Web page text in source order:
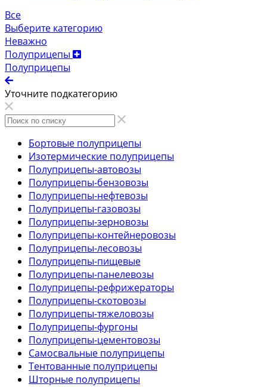
Все
Выберите категорию
Неважно
Полуприцепы
Полуприцепы
Уточните подкатегорию
Бортовые полуприцепы
Изотермические полуприцепы
Полуприцепы-автовозы
Полуприцепы-бензовозы
Полуприцепы-нефтевозы
Полуприцепы-газовозы
Полуприцепы-зерновозы
Полуприцепы-контейнеровозы
Полуприцепы-лесовозы
Полуприцепы-пищевые
Полуприцепы-панелевозы
Полуприцепы-рефрижераторы
Полуприцепы-скотовозы
Полуприцепы-тяжеловозы
Полуприцепы-фургоны
Полуприцепы-цементовозы
Самосвальные полуприцепы
Тентованные полуприцепы
Шторные полуприцепы